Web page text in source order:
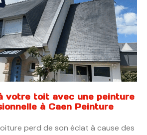
votre toit avec une peinture
à Caen Peinture
perd de son éclat à cause des